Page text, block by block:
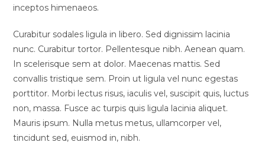
inceptos himenaeos.
Curabitur sodales ligula in libero. Sed dignissim lacinia
nunc. Curabitur tortor. Pellentesque nibh. Aenean quam.
In scelerisque sem at dolor. Maecenas mattis. Sed
convallis tristique sem. Proin ut ligula vel nunc egestas
porttitor. Morbi lectus risus, iaculis vel, suscipit quis, luctus
non, massa. Fusce ac turpis quis ligula lacinia aliquet.
Mauris ipsum. Nulla metus metus, ullamcorper vel,
tincidunt sed, euismod in, nibh.